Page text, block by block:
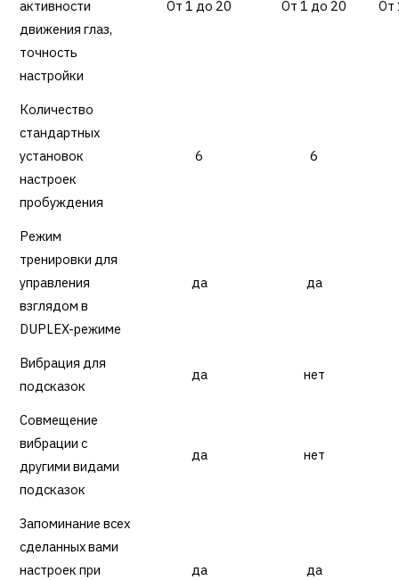
активности
движения глаз,
точность
настройки
От 1 до 20 От 1 до 20 От
Количество
стандартных
установок
настроек
пробуждения
6 6
Режим
тренировки для
управления
взглядом в
DUPLEX-режиме
да да
Вибрация для
подсказок
да нет
Совмещение
вибрации с
другими видами
подсказок
да нет
Запоминание всех
сделанных вами
настроек при
да да